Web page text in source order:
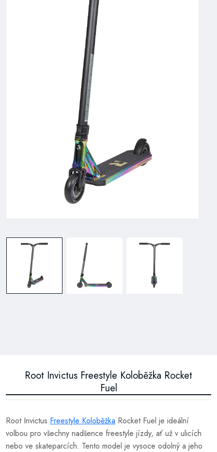
Root Invictus Freestyle Koloběžka Rocket
Fuel
Root Invictus Freestyle Koloběžka Rocket Fuel je ideální
volbou pro všechny nadšence freestyle jízdy, ať už v ulicích
nebo ve skateparcích. Tento model je vysoce odolný a jeho